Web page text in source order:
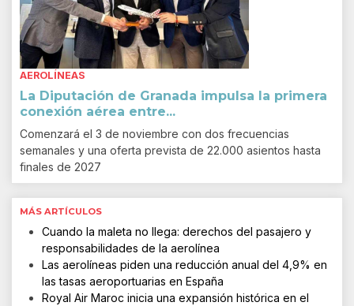
AEROLÍNEAS
La Diputación de Granada impulsa la primera
conexión aérea entre...
Comenzará el 3 de noviembre con dos frecuencias
semanales y una oferta prevista de 22.000 asientos hasta
finales de 2027
MÁS ARTÍCULOS
Cuando la maleta no llega: derechos del pasajero y
responsabilidades de la aerolínea
Las aerolíneas piden una reducción anual del 4,9% en
las tasas aeroportuarias en España
Royal Air Maroc inicia una expansión histórica en el